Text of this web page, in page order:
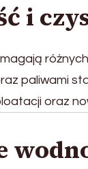
i
paliwami
oraz